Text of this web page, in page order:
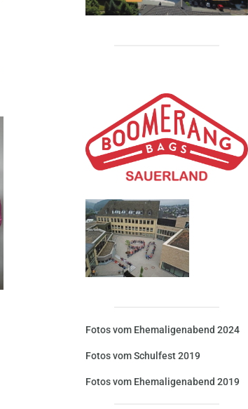
Fotos vom Ehemaligenabend 2024
Fotos vom Schulfest 2019
Fotos vom Ehemaligenabend 2019